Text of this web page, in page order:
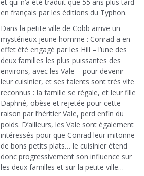
en français par les éditions du Typhon.
Dans la petite ville de Cobb arrive un
mystérieux jeune homme : Conrad a en
effet été engagé par les Hill – l’une des
deux familles les plus puissantes des
environs, avec les Vale – pour devenir
leur cuisinier, et ses talents sont très vite
reconnus : la famille se régale, et leur fille
Daphné, obèse et rejetée pour cette
raison par l’héritier Vale, perd enfin du
poids. D’ailleurs, les Vale sont également
intéressés pour que Conrad leur mitonne
de bons petits plats… le cuisinier étend
donc progressivement son influence sur
les deux familles et sur la petite ville…